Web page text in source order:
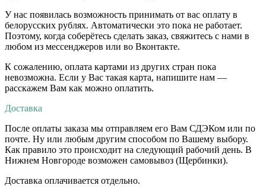
У нас появилась возможность принимать от вас оплату в
белорусских рублях. Автоматически это пока не работает.
Поэтому, когда соберётесь сделать заказ, свяжитесь с нами в
любом из мессенджеров или во Вконтакте.
К сожалению, оплата картами из других стран пока
невозможна. Если у Вас такая карта, напишите нам —
расскажем Вам как можно оплатить.
Доставка
После оплаты заказа мы отправляем его Вам СДЭКом или по
почте. Ну или любым другим способом по Вашему выбору.
Как правило это происходит на следующий рабочий день. В
Нижнем Новгороде возможен самовывоз (Щербинки).
Доставка оплачивается отдельно.